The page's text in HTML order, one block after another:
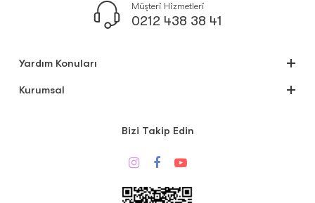
Müşteri Hizmetleri
0212 438 38 41
Yardım Konuları
Kurumsal
Bizi Takip Edin